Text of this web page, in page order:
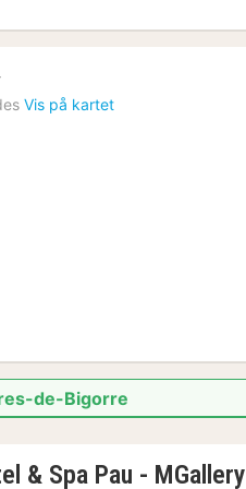
Vis på kartet
de-Bigorre
& Spa Pau - MGallery